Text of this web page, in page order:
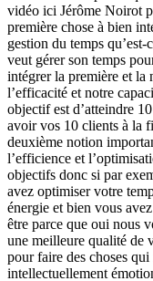
vidéo ici Jérôme Noirot
première chose à bien
gestion du temps
veut gérer son temps
intégrer la première et la
l’efficacité et notre
objectif est d’atteindre
avoir vos 10 clients à la
deuxième notion
l’efficience et
objectifs donc si par
avez optimiser votre
énergie et bien vous
être parce que oui nous
une meilleure qualité de
pour faire des choses
intellectuellement